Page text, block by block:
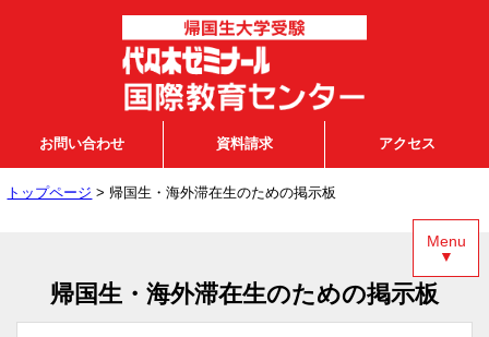
Menu
▼
お問い合わせ 資料請求 アクセス
トップページ > 帰国生・海外滞在生のための掲示板
帰国生・海外滞在生のための掲示板